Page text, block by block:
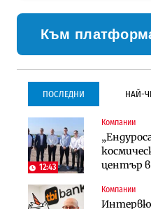
Към
ПОСЛЕДНИ НАЙ-
12:43
Компании
център в
Компании
Интервю
Петрохан
Петрохан
Компании